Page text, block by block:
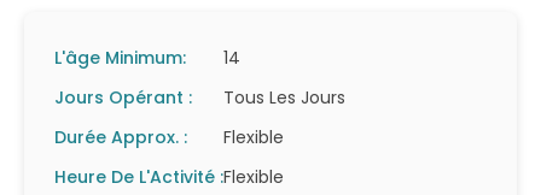
L'âge Minimum:
14
Jours Opérant :
Tous Les Jours
Durée Approx. :
Flexible
Heure De L'Activité :Flexible